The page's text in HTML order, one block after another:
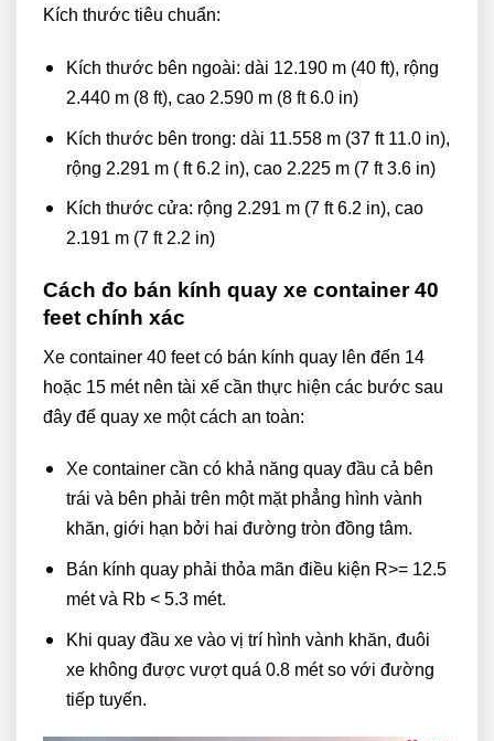
Kích thước tiêu chuẩn:
Kích thước bên ngoài: dài 12.190 m (40 ft), rộng
2.440 m (8 ft), cao 2.590 m (8 ft 6.0 in)
Kích thước bên trong: dài 11.558 m (37 ft 11.0 in),
rộng 2.291 m ( ft 6.2 in), cao 2.225 m (7 ft 3.6 in)
Kích thước cửa: rộng 2.291 m (7 ft 6.2 in), cao
2.191 m (7 ft 2.2 in)
Cách đo bán kính quay xe container 40
feet chính xác
Xe container 40 feet có bán kính quay lên đến 14
hoặc 15 mét nên tài xế cần thực hiện các bước sau
đây để quay xe một cách an toàn:
Xe container cần có khả năng quay đầu cả bên
trái và bên phải trên một mặt phẳng hình vành
khăn, giới hạn bởi hai đường tròn đồng tâm.
Bán kính quay phải thỏa mãn điều kiện R>= 12.5
mét và Rb < 5.3 mét.
Khi quay đầu xe vào vị trí hình vành khăn, đuôi
xe không được vượt quá 0.8 mét so với đường
tiếp tuyến.